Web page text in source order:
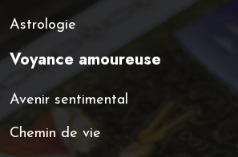
Astrologie
Voyance amoureuse
Avenir sentimental
Chemin de vie